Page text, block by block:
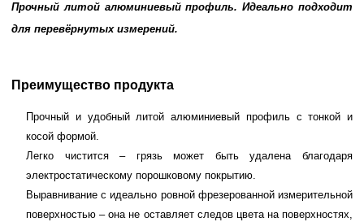
Прочный литой алюминиевый профиль. Идеально подходит
для перевёрнутых измерений.
Преимущество продукта
Прочный и удобный литой алюминиевый профиль с тонкой и
косой формой.
Легко чистится – грязь может быть удалена благодаря
электростатическому порошковому покрытию.
Выравнивание с идеально ровной фрезерованной измерительной
поверхностью – она не оставляет следов цвета на поверхностях,